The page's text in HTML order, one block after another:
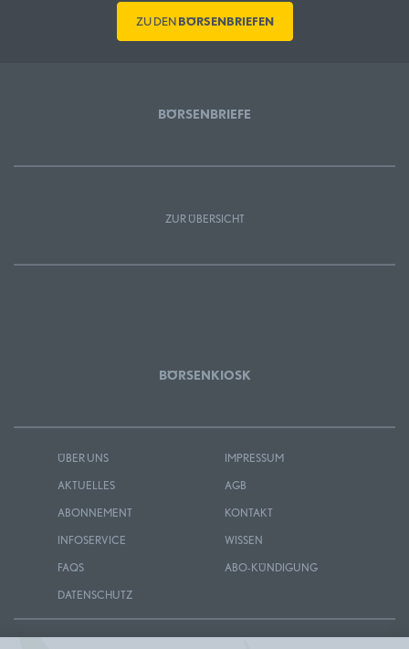
ZU DEN BÖRSENBRIEFEN
BÖRSENKIOSK
ÜBER UNS
AKTUELLES
ABONNEMENT
INFOSERVICE
FAQS
DATENSCHUTZ
IMPRESSUM
AGB
KONTAKT
WISSEN
ABO-KÜNDIGUNG
BÖRSENBRIEFE
ZUR ÜBERSICHT